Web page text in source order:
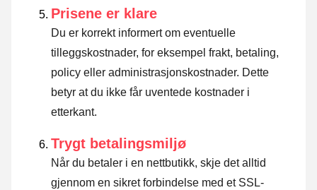
Prisene er klare
Du er korrekt informert om eventuelle
tilleggskostnader, for eksempel frakt, betaling,
policy eller administrasjonskostnader. Dette
betyr at du ikke får uventede kostnader i
etterkant.
Trygt betalingsmiljø
Når du betaler i en nettbutikk, skje det alltid
gjennom en sikret forbindelse med et SSL-